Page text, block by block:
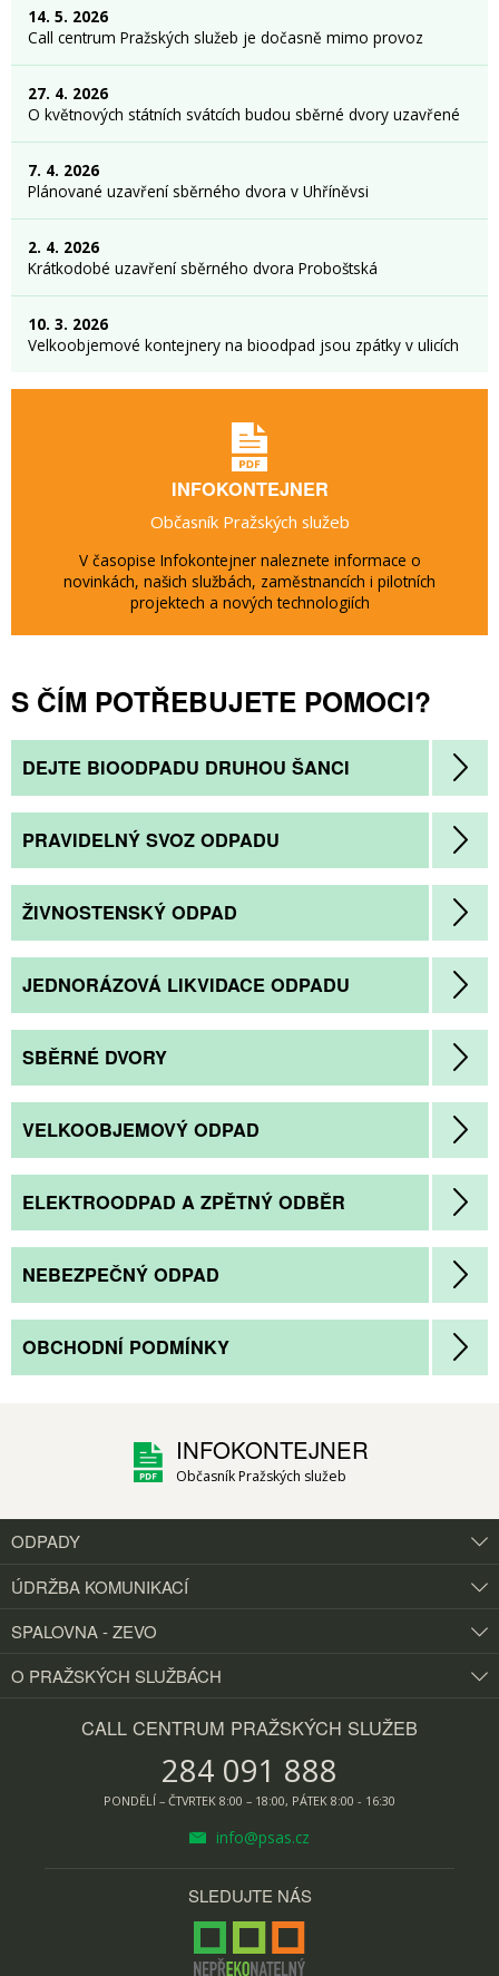
14. 5. 2026
Call centrum Pražských služeb je dočasně mimo provoz
27. 4. 2026
O květnových státních svátcích budou sběrné dvory uzavřené
7. 4. 2026
Plánované uzavření sběrného dvora v Uhříněvsi
2. 4. 2026
Krátkodobé uzavření sběrného dvora Proboštská
10. 3. 2026
Velkoobjemové kontejnery na bioodpad jsou zpátky v ulicích
INFOKONTEJNER
Občasník Pražských služeb
V časopise Infokontejner naleznete informace o
novinkách, našich službách, zaměstnancích i pilotních
projektech a nových technologiích
S ČÍM POTŘEBUJETE POMOCI?
DEJTE BIOODPADU DRUHOU ŠANCI
PRAVIDELNÝ SVOZ ODPADU
ŽIVNOSTENSKÝ ODPAD
JEDNORÁZOVÁ LIKVIDACE ODPADU
SBĚRNÉ DVORY
VELKOOBJEMOVÝ ODPAD
ELEKTROODPAD A ZPĚTNÝ ODBĚR
NEBEZPEČNÝ ODPAD
OBCHODNÍ PODMÍNKY
INFOKONTEJNER
Občasník Pražských služeb
ODPADY
ÚDRŽBA KOMUNIKACÍ
SPALOVNA - ZEVO
O PRAŽSKÝCH SLUŽBÁCH
CALL CENTRUM PRAŽSKÝCH SLUŽEB
284 091 888
PONDĚLÍ – ČTVRTEK 8:00 – 18:00, PÁTEK 8:00 - 16:30
info@psas.cz
SLEDUJTE NÁS